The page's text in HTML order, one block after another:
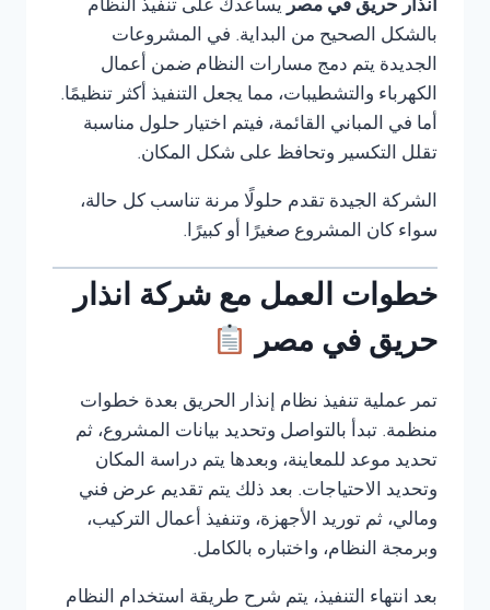
انذار حريق في مصر يساعدك على تنفيذ النظام
بالشكل الصحيح من البداية. في المشروعات
الجديدة يتم دمج مسارات النظام ضمن أعمال
الكهرباء والتشطيبات، مما يجعل التنفيذ أكثر تنظيمًا.
أما في المباني القائمة، فيتم اختيار حلول مناسبة
تقلل التكسير وتحافظ على شكل المكان.
الشركة الجيدة تقدم حلولًا مرنة تناسب كل حالة،
سواء كان المشروع صغيرًا أو كبيرًا.
خطوات العمل مع شركة انذار
حريق في مصر
تمر عملية تنفيذ نظام إنذار الحريق بعدة خطوات
منظمة. تبدأ بالتواصل وتحديد بيانات المشروع، ثم
تحديد موعد للمعاينة، وبعدها يتم دراسة المكان
وتحديد الاحتياجات. بعد ذلك يتم تقديم عرض فني
ومالي، ثم توريد الأجهزة، وتنفيذ أعمال التركيب،
وبرمجة النظام، واختباره بالكامل.
بعد انتهاء التنفيذ، يتم شرح طريقة استخدام النظام